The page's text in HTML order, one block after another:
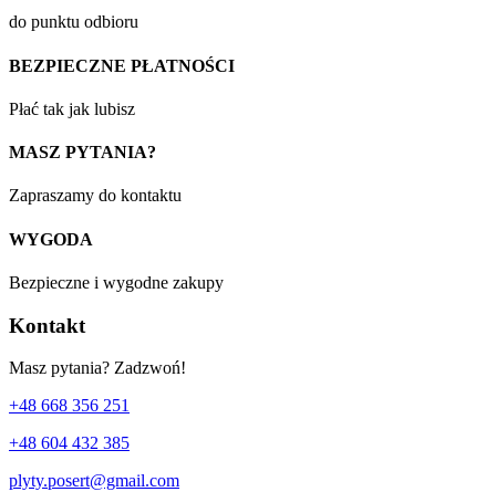
do punktu odbioru
BEZPIECZNE PŁATNOŚCI
Płać tak jak lubisz
MASZ PYTANIA?
Zapraszamy do kontaktu
WYGODA
Bezpieczne i wygodne zakupy
Kontakt
Masz pytania? Zadzwoń!
+48 668 356 251
+48 604 432 385
plyty.posert@gmail.com